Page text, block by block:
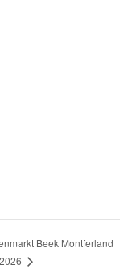
Beek Montferland